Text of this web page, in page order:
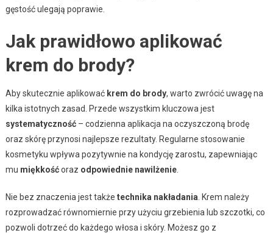
gęstość ulegają poprawie.
Jak prawidłowo aplikować
krem do brody?
Aby skutecznie aplikować krem do brody, warto zwrócić uwagę na
kilka istotnych zasad. Przede wszystkim kluczowa jest
systematyczność– codzienna aplikacja na oczyszczoną brodę
oraz skórę przynosi najlepsze rezultaty. Regularne stosowanie
kosmetyku wpływa pozytywnie na kondycję zarostu, zapewniając
mu miękkośćoraz odpowiednie nawilżenie.
Nie bez znaczenia jest także technika nakładania . Krem należy
rozprowadzać równomiernie przy użyciu grzebienia lub szczotki, co
pozwoli dotrzeć do każdego włosa i skóry. Możesz go z